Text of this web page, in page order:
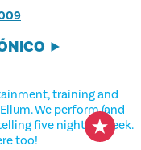
training and
We perform (and
five nights a week.
too!